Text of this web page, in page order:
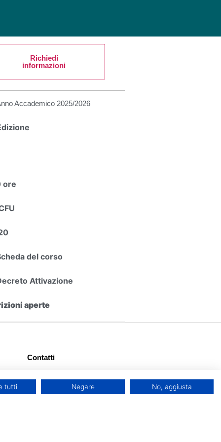
Richiedi
informazioni
Accademico 2025/2026
ore
del corso
Attivazione
aperte
Contatti
tutti Negare No, aggiusta